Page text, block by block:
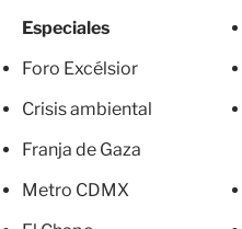
Especiales
Foro Excélsior
Crisis ambiental
Franja de Gaza
Metro CDMX